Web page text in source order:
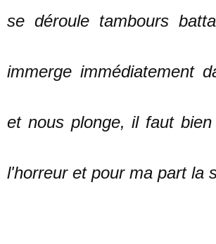
se déroule tambours
immerge immédiatement
et nous plonge, il faut
l'horreur et pour ma part la